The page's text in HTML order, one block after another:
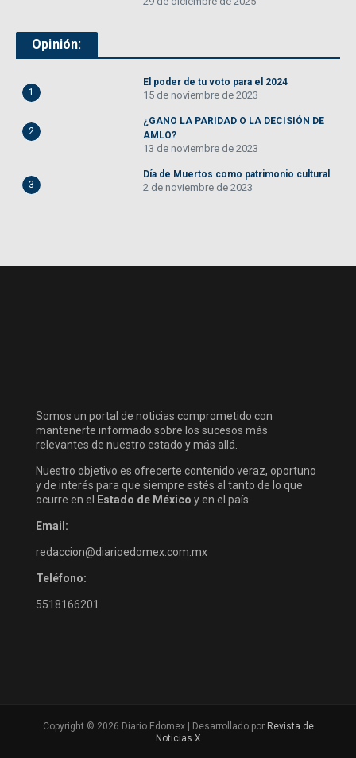
Opinión:
1
El poder de tu voto para el 2024
15 de noviembre de 2023
2
¿GANO LA PARIDAD O LA DECISIÓN DE
AMLO?
13 de noviembre de 2023
3
Día de Muertos como patrimonio cultural
2 de noviembre de 2023
Somos un portal de noticias comprometido con
mantenerte informado sobre los sucesos más
relevantes de nuestro estado y más allá.
Nuestro objetivo es ofrecerte contenido veraz, oportuno
y de interés para que siempre estés al tanto de lo que
ocurre en el
Estado de México y en el país.
Email:
redaccion@diarioedomex.com.mx
Teléfono:
5518166201
Copyright © 2026 Diario Edomex | Desarrollado por Revista de
Noticias X